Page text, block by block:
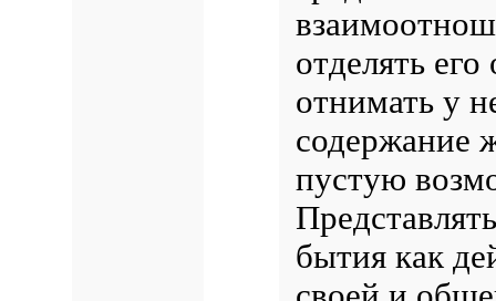
отделять
отнимать у
содержание
пустую
бытия как